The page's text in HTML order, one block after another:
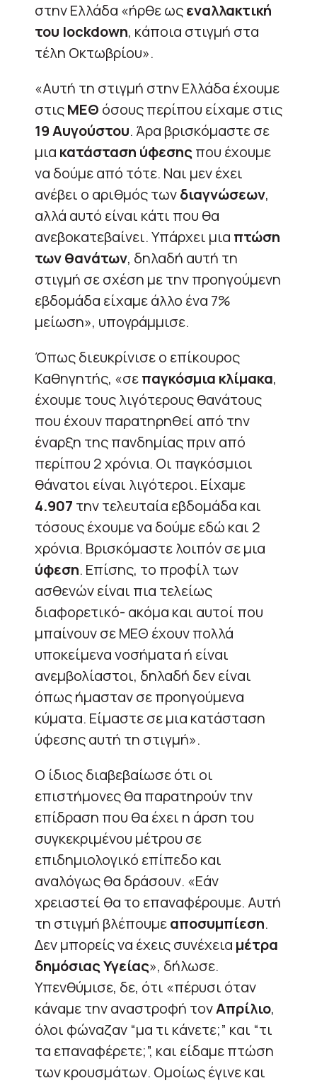
στην Ελλάδα «ήρθε ωςεναλλακτική
του lockdown, κάποια στιγμή στα
τέλη Οκτωβρίου».
«Αυτή τη στιγμή στην Ελλάδα έχουμε
στιςΜΕΘ όσους περίπου είχαμε στις
19 Αυγούστου. Άρα βρισκόμαστε σε
μια κατάσταση ύφεσηςπου έχουμε
να δούμε από τότε. Ναι μεν έχει
ανέβει ο αριθμός τωνδιαγνώσεων,
αλλά αυτό είναι κάτι που θα
ανεβοκατεβαίνει. Υπάρχει μια πτώση
των θανάτων, δηλαδή αυτή τη
στιγμή σε σχέση με την προηγούμενη
εβδομάδα είχαμε άλλο ένα 7%
μείωση», υπογράμμισε.
Όπως διευκρίνισε ο επίκουρος
Καθηγητής, «σεπαγκόσμια κλίμακα,
έχουμε τους λιγότερους θανάτους
που έχουν παρατηρηθεί από την
έναρξη της πανδημίας πριν από
περίπου 2 χρόνια. Οι παγκόσμιοι
θάνατοι είναι λιγότεροι. Είχαμε
4.907 την τελευταία εβδομάδα και
τόσους έχουμε να δούμε εδώ και 2
χρόνια. Βρισκόμαστε λοιπόν σε μια
ύφεση. Επίσης, το προφίλ των
ασθενών είναι πια τελείως
διαφορετικό- ακόμα και αυτοί που
μπαίνουν σε ΜΕΘ έχουν πολλά
υποκείμενα νοσήματα ή είναι
ανεμβολίαστοι, δηλαδή δεν είναι
όπως ήμασταν σε προηγούμενα
κύματα. Είμαστε σε μια κατάσταση
ύφεσης αυτή τη στιγμή».
Ο ίδιος διαβεβαίωσε ότι οι
επιστήμονες θα παρατηρούν την
επίδραση που θα έχει η άρση του
συγκεκριμένου μέτρου σε
επιδημιολογικό επίπεδο και
αναλόγως θα δράσουν. «Εάν
χρειαστεί θα το επαναφέρουμε. Αυτή
τη στιγμή βλέπουμεαποσυμπίεση.
Δεν μπορείς να έχεις συνέχεια μέτρα
δημόσιας Υγείας», δήλωσε.
Υπενθύμισε, δε, ότι «πέρυσι όταν
κάναμε την αναστροφή τονΑπρίλιο,
όλοι φώναζαν “μα τι κάνετε;” και “τι
τα επαναφέρετε;”, και είδαμε πτώση
των κρουσμάτων. Ομοίως έγινε και